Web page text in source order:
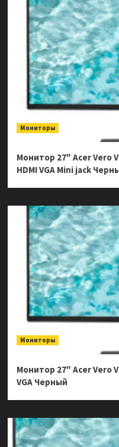
Мониторы
Монитор 27″ Acer Vero
HDMI VGA Mini jack
Мониторы
Монитор 27″ Acer Vero
VGA Черный